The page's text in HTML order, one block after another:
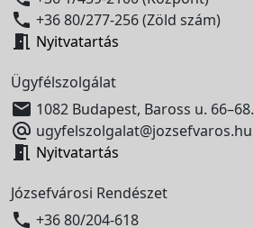
 +36 80/277-256 (Zöld szám)
 Nyitvatartás
Ügyfélszolgálat
 1082 Budapest, Baross u. 66–68.
 ugyfelszolgalat@jozsefvaros.hu
 Nyitvatartás
Józsefvárosi Rendészet
 +36 80/204-618